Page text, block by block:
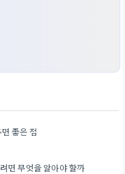
좋은 점
면 무엇을 알아야 할까